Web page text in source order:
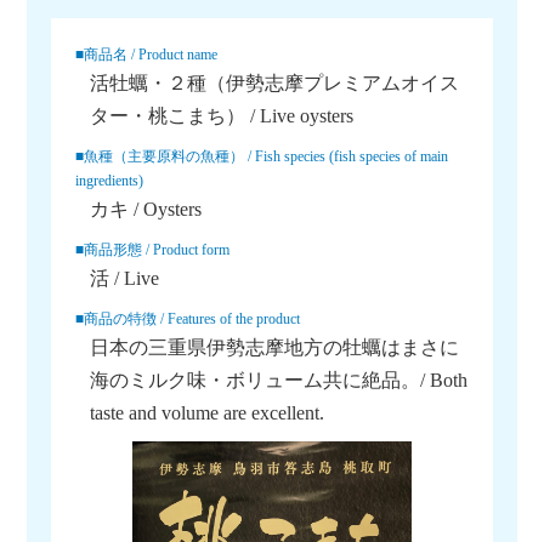
■商品名 / Product name
活牡蠣・２種（伊勢志摩プレミアムオイス
ター・桃こまち） / Live oysters
■魚種（主要原料の魚種） / Fish species (fish species of main
ingredients)
カキ / Oysters
■商品形態 / Product form
活 / Live
■商品の特徴 / Features of the product
日本の三重県伊勢志摩地方の牡蠣はまさに
海のミルク味・ボリューム共に絶品。/ Both
taste and volume are excellent.